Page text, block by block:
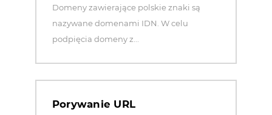
Domeny zawierające polskie znaki są
nazywane domenami IDN. W celu
podpięcia domeny z...
Porywanie URL